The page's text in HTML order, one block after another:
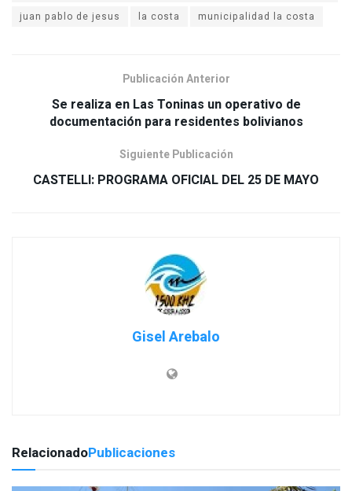
juan pablo de jesus
la costa municipalidad la costa
Publicación Anterior
Se realiza en Las Toninas un operativo de
Siguiente Publicación
Gisel Arebalo
RelacionadoPublicaciones